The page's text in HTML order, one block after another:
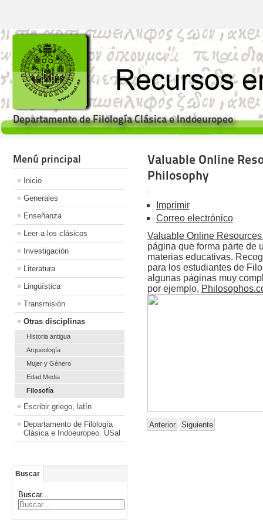
Departamento de Filología Clásica e Indoeuropeo
Menú principal
Inicio
Generales
Enseñanza
Leer a los clásicos
Investigación
Literatura
Lingüística
Transmisión
Otras disciplinas
Historia antigua
Arqueología
Mujer y Género
Edad Media
Filosofía
Escribir griego, latín
Departamento de Filología
Clásica e Indoeuropeo. USal
Buscar
Buscar...
Valuable Online
Philosophy
Imprimir
Correo electrónico
Valuable Online
página que forma parte de
materias educativas.
para los estudiantes de
algunas páginas muy
por ejemplo,
Anterior Siguiente